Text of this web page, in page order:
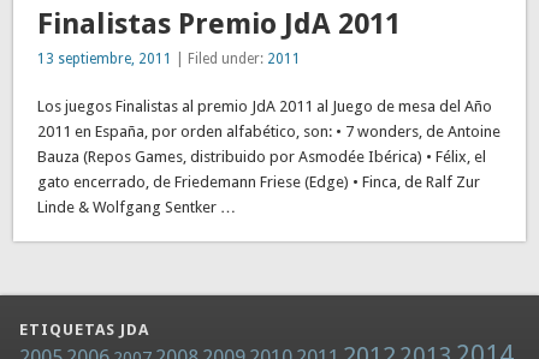
Finalistas Premio JdA 2011
13 septiembre, 2011 | Filed under: 2011
Los juegos Finalistas al premio JdA 2011 al Juego de mesa del Año
2011 en España, por orden alfabético, son: • 7 wonders, de Antoine
Bauza (Repos Games, distribuido por Asmodée Ibérica) • Félix, el
gato encerrado, de Friedemann Friese (Edge) • Finca, de Ralf Zur
Linde & Wolfgang Sentker …
ETIQUETAS JDA